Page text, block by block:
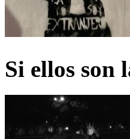
Si ellos son